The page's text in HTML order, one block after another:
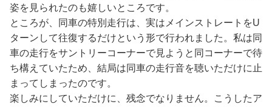
姿を見られたのも嬉しいところです。
ところが、同車の特別走行は、実はメインストレートをU
ターンして往復するだけという形で行われました。私は同
車の走行をサントリーコーナーで見ようと同コーナーで待
ち構えていたため、結局は同車の走行音を聴いただけに止
まってしまったのです。
楽しみにしていただけに、残念でなりません。こうしたア